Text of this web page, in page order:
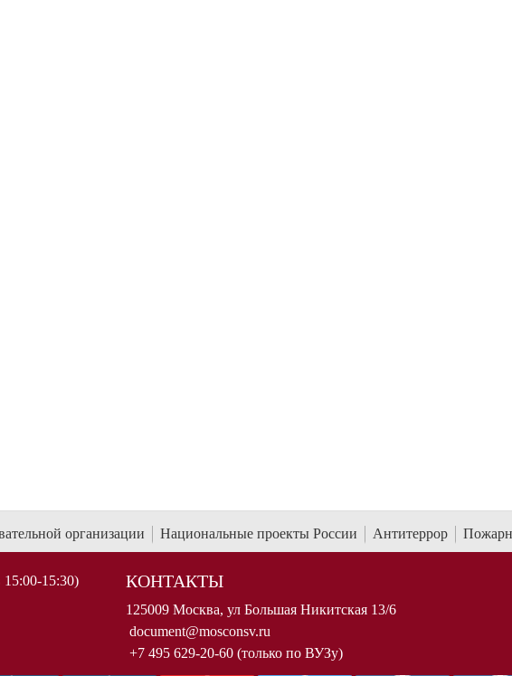
организации Национальные проекты России Антитеррор
15:30)
КОНТАКТЫ
125009 Москва, ул Большая Никитская 13/6
document@mosconsv.ru
+7 495 629-20-60 (только по ВУЗу)